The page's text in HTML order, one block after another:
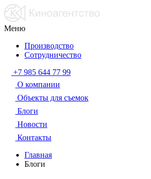
Меню
Производство
Сотрудничество
+7 985 644 77 99
О компании
Объекты для съемок
Блоги
Новости
Контакты
Главная
Блоги